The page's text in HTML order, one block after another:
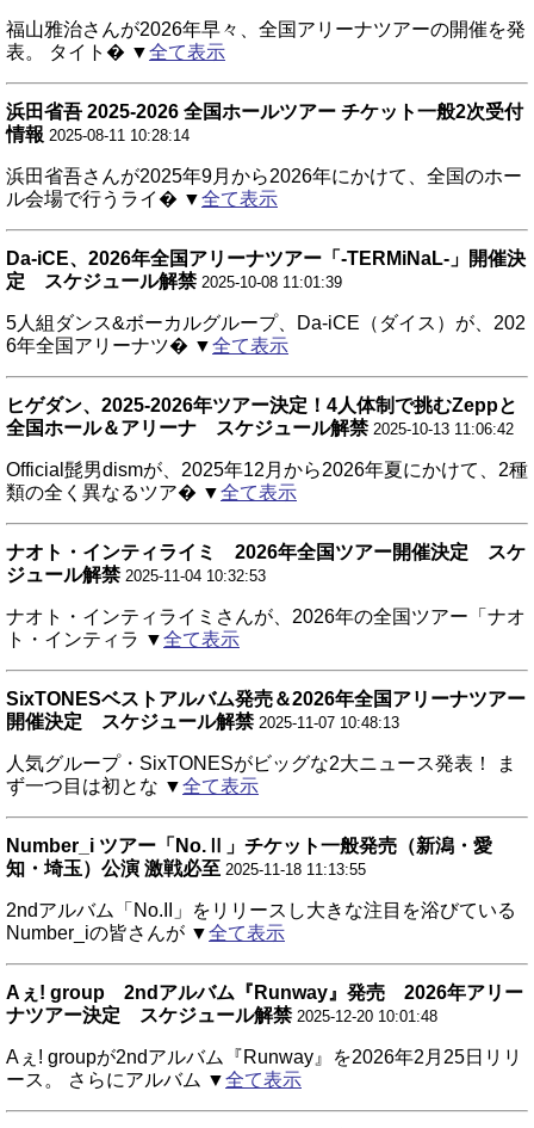
福山雅治さんが2026年早々、全国アリーナツアーの開催を発
表。 タイト� ▼全て表示
浜田省吾 2025-2026 全国ホールツアー チケット一般2次受付
情報 2025-08-11 10:28:14
浜田省吾さんが2025年9月から2026年にかけて、全国のホー
ル会場で行うライ� ▼全て表示
Da-iCE、2026年全国アリーナツアー「-TERMiNaL-」開催決
定 スケジュール解禁 2025-10-08 11:01:39
5人組ダンス&ボーカルグループ、Da-iCE（ダイス）が、202
6年全国アリーナツ� ▼全て表示
ヒゲダン、2025-2026年ツアー決定！4人体制で挑むZeppと
全国ホール＆アリーナ スケジュール解禁 2025-10-13 11:06:42
Official髭男dismが、2025年12月から2026年夏にかけて、2種
類の全く異なるツア� ▼全て表示
ナオト・インティライミ 2026年全国ツアー開催決定 スケ
ジュール解禁 2025-11-04 10:32:53
ナオト・インティライミさんが、2026年の全国ツアー「ナオ
ト・インティラ ▼全て表示
SixTONESベストアルバム発売＆2026年全国アリーナツアー
開催決定 スケジュール解禁 2025-11-07 10:48:13
人気グループ・SixTONESがビッグな2大ニュース発表！ ま
ず一つ目は初とな ▼全て表示
Number_i ツアー「No.Ⅱ」チケット一般発売（新潟・愛
知・埼玉）公演 激戦必至 2025-11-18 11:13:55
2ndアルバム「No.II」をリリースし大きな注目を浴びている
Number_iの皆さんが ▼全て表示
Aぇ! group 2ndアルバム『Runway』発売 2026年アリー
ナツアー決定 スケジュール解禁 2025-12-20 10:01:48
Aぇ! groupが2ndアルバム『Runway』を2026年2月25日リリ
ース。 さらにアルバム ▼全て表示